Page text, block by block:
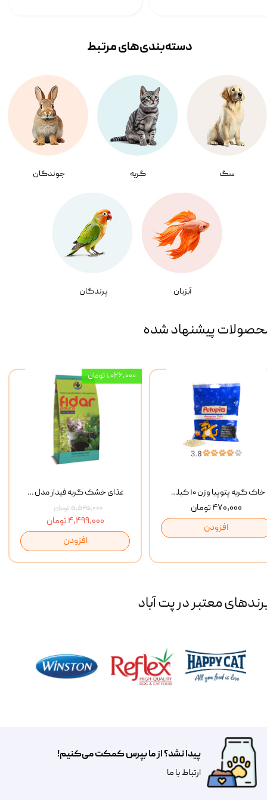
سگ گربه جوندگان
آبزیان پرندگان
دسته‌بندی‌‌های مرتبط
پیشنهاد شده
غذای خشک گربه فیدار مدل Adult وزن 10 کیلوگرم
۵,۵۲۵,۰۰۰ تومان
۴,۴۹۹,۰۰۰ تومان
افزودن
۱,۰۲۶,۰۰۰ تومان
خاک گربه پتوپیا وزن ۱۰ کیلوگرم
۴۷۰,۰۰۰ تومان
افزودن
معتبر در پت آباد
پیدا نشد؟ از ما بپرس کمکت می‌کنیم!
​​​ارتباط با ما